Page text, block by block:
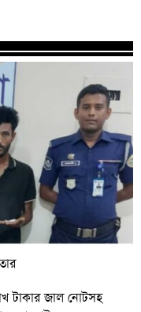
টাকার জাল নোটসহ